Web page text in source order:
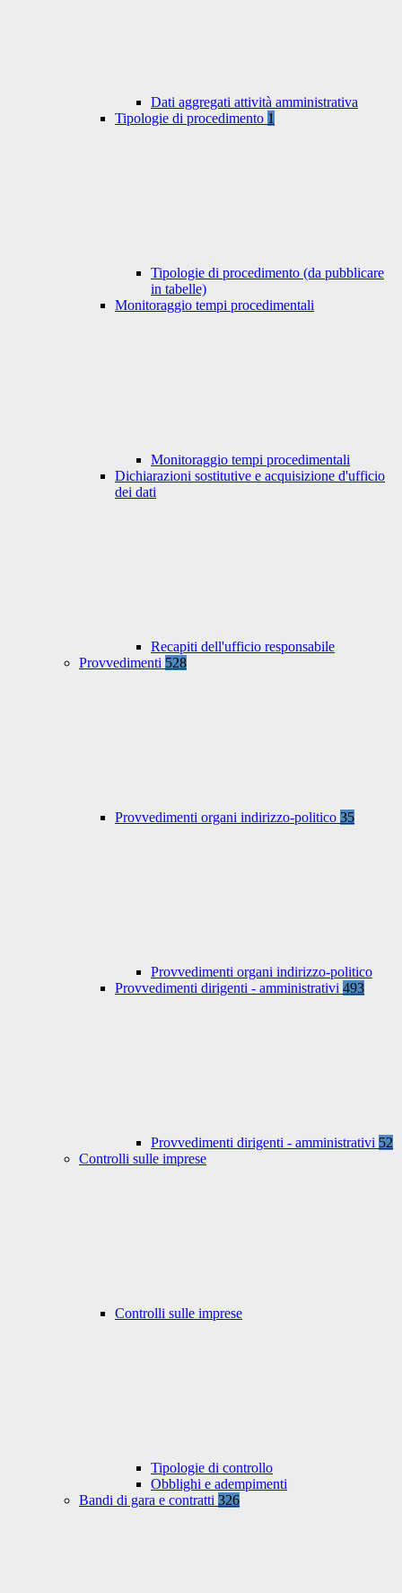
Dati aggregati attività amministrativa
Tipologie di procedimento 1
Tipologie di procedimento (da pubblicare
in tabelle)
Monitoraggio tempi procedimentali
Monitoraggio tempi procedimentali
Dichiarazioni sostitutive e acquisizione d'ufficio
dei dati
Recapiti dell'ufficio responsabile
Provvedimenti 528
Provvedimenti organi indirizzo-politico 35
Provvedimenti organi indirizzo-politico
Provvedimenti dirigenti - amministrativi 493
Provvedimenti dirigenti - amministrativi 52
Controlli sulle imprese
Controlli sulle imprese
Tipologie di controllo
Obblighi e adempimenti
Bandi di gara e contratti 326